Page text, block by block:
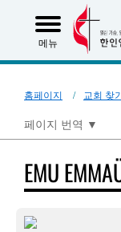
메뉴
홈페이지 교회 찾
페이지 번역 ▼
EMU